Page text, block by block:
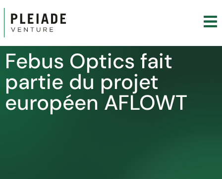
Febus Optics fait
partie du projet
européen AFLOWT